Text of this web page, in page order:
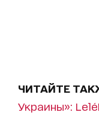
ЧИТАЙТЕ
Украины»: